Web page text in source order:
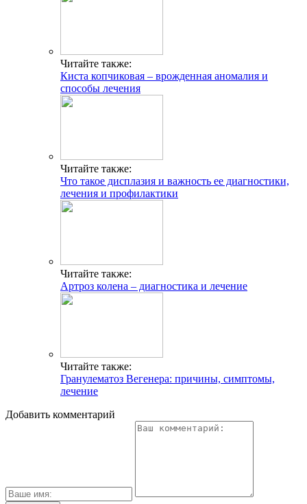
Читайте также:
Киста копчиковая – врожденная аномалия и
способы лечения
Читайте также:
Что такое дисплазия и важность ее диагностики,
лечения и профилактики
Читайте также:
Артроз колена – диагностика и лечение
Читайте также:
Гранулематоз Вегенера: причины, симптомы,
лечение
Добавить комментарий